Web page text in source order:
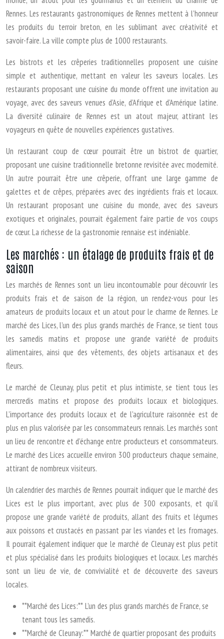
Rennes. Les restaurants gastronomiques de Rennes mettent à l’honneur
les produits du terroir breton, en les sublimant avec créativité et
savoir-faire. La ville compte plus de 1000 restaurants.
Les bistrots et les crêperies traditionnelles proposent une cuisine
simple et authentique, mettant en valeur les saveurs locales. Les
restaurants proposant une cuisine du monde offrent une invitation au
voyage, avec des saveurs venues d’Asie, d’Afrique et d’Amérique latine.
La diversité culinaire de Rennes est un atout majeur, attirant les
voyageurs en quête de nouvelles expériences gustatives.
Un restaurant coup de cœur pourrait être un bistrot de quartier,
proposant une cuisine traditionnelle bretonne revisitée avec modernité.
Un autre pourrait être une crêperie, offrant une large gamme de
galettes et de crêpes, préparées avec des ingrédients frais et locaux.
Un restaurant proposant une cuisine du monde, avec des saveurs
exotiques et originales, pourrait également faire partie de vos coups
de cœur. La richesse de la gastronomie rennaise est indéniable.
Les marchés : un étalage de produits frais et de
saison
Les marchés de Rennes sont un lieu incontournable pour découvrir les
produits frais et de saison de la région, un rendez-vous pour les
amateurs de produits locaux et un atout pour le charme de Rennes. Le
marché des Lices, l’un des plus grands marchés de France, se tient tous
les samedis matins et propose une grande variété de produits
alimentaires, ainsi que des vêtements, des objets artisanaux et des
fleurs.
Le marché de Cleunay, plus petit et plus intimiste, se tient tous les
mercredis matins et propose des produits locaux et biologiques.
L’importance des produits locaux et de l’agriculture raisonnée est de
plus en plus valorisée par les consommateurs rennais. Les marchés sont
un lieu de rencontre et d’échange entre producteurs et consommateurs.
Le marché des Lices accueille environ 300 producteurs chaque semaine,
attirant de nombreux visiteurs.
Un calendrier des marchés de Rennes pourrait indiquer que le marché des
Lices est le plus important, avec plus de 300 exposants, et qu’il
propose une grande variété de produits, allant des fruits et légumes
aux poissons et crustacés en passant par les viandes et les fromages.
Il pourrait également indiquer que le marché de Cleunay est plus petit
et plus spécialisé dans les produits biologiques et locaux. Les marchés
sont un lieu de vie, de convivialité et de découverte des saveurs
locales.
**Marché des Lices:** L’un des plus grands marchés de France, se
tenant tous les samedis.
**Marché de Cleunay:** Marché de quartier proposant des produits